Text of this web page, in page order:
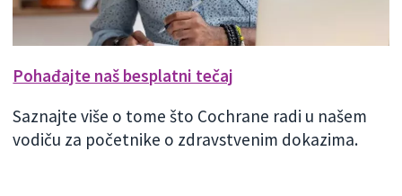
Pohađajte naš besplatni tečaj
Saznajte više o tome što Cochrane radi u našem
vodiču za početnike o zdravstvenim dokazima.